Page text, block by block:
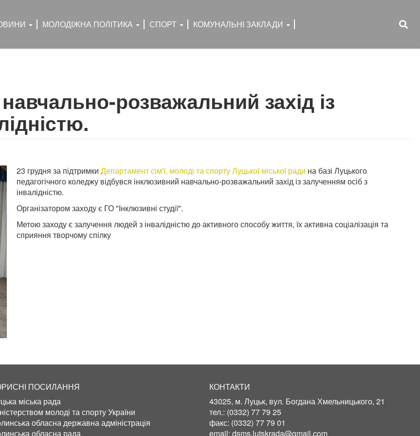
МОЛОДІЖНА ПОЛІТИКА СПОРТ КОМУНАЛЬНІ ЗАКЛАДИ
розважальний захід із
23 грудня за підтримки Департамент сім'ї, молоді та спорту Луцької міської ради на базі Луцького
педагогічного коледжу відбувся інклюзивний навчально-розважальний захід із залученням осіб з
інвалідністю.
Організатором заходу є ГО "Інклюзивні студії".
Метою заходу є залучення людей з інвалідністю до активного способу життя, їх активна соціалізація та
сприяння творчому спілку
ПОСИЛАННЯ
міська рада
молоді та спорту України
обласна державна адміністрація
обласна рада
КОНТАКТИ
43025, м. Луцьк, вул. Богдана Хмельницького, 21
тел.: (0332) 77 79 25
факс: (0332) 77 79 01
email: dsms.lutskrada@gmail.com